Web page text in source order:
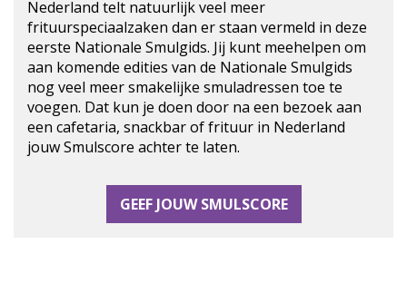
Nederland telt natuurlijk veel meer
frituurspeciaalzaken dan er staan vermeld in deze
eerste Nationale Smulgids. Jij kunt meehelpen om
aan komende edities van de Nationale Smulgids
nog veel meer smakelijke smuladressen toe te
voegen. Dat kun je doen door na een bezoek aan
een cafetaria, snackbar of frituur in Nederland
jouw Smulscore achter te laten.
GEEF JOUW SMULSCORE